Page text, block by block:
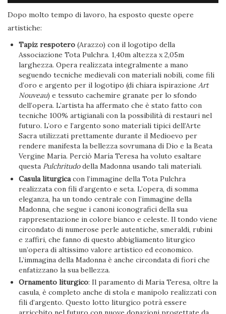
Dopo molto tempo di lavoro, ha esposto queste opere
artistiche:
Tapiz respotero (Arazzo) con il logotipo della
Associazione Tota Pulchra. 1,40m altezza x 2,05m
larghezza. Opera realizzata integralmente a mano
seguendo tecniche medievali con materiali nobili, come fili
d’oro e argento per il logotipo (di chiara ispirazioneArt
Nouveau) e tessuto cachemire granate per lo sfondo
dell’opera. L’artista ha affermato che è stato fatto con
tecniche 100% artigianali con la possibilità di restauri nel
futuro. L’oro e l’argento sono materiali tipici dell’Arte
Sacra utilizzati prettamente durante il Medioevo per
rendere manifesta la bellezza sovrumana di Dio e la Beata
Vergine Maria. Perciò María Teresa ha voluto esaltare
questa Pulchritudodella Madonna usando tali materiali.
Casula liturgicacon l’immagine della Tota Pulchra
realizzata con fili d’argento e seta. L’opera, di somma
eleganza, ha un tondo centrale con l’immagine della
Madonna, che segue i canoni iconografici della sua
rappresentazione in colore bianco e celeste. Il tondo viene
circondato di numerose perle autentiche, smeraldi, rubini
e zaffiri, che fanno di questo abbigliamento liturgico
un’opera di altissimo valore artistico ed economico.
L’immagina della Madonna è anche circondata di fiori che
enfatizzano la sua bellezza.
Ornamento liturgico: Il paramento di Maria Teresa, oltre la
casula, è completo anche di stola e manipolo realizzati con
fili d’argento. Questo lotto liturgico potrà essere